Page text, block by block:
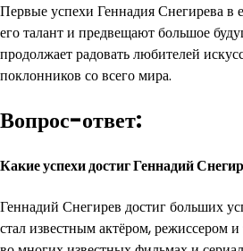
Первые успехи Геннадия Снегирева в
его талант и предвещают большое
продолжает радовать любителей
поклонников со всего мира.
Вопрос-ответ:
Какие успехи достиг Геннадий
Геннадий Снегирев достиг больших
стал известным актёром, режиссером